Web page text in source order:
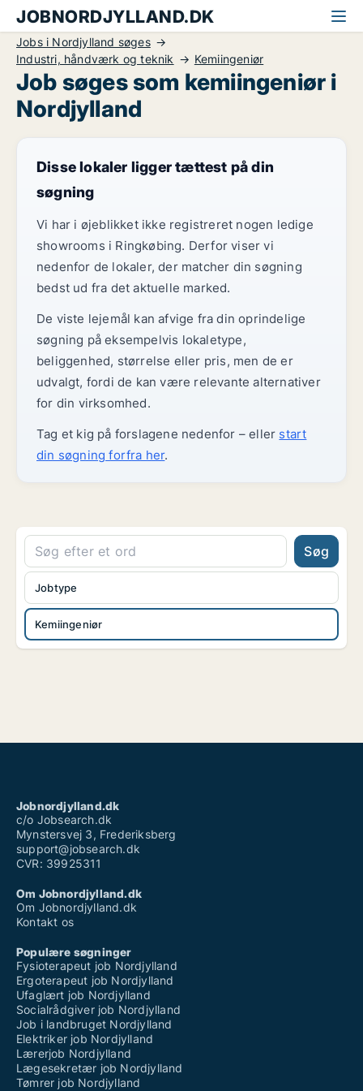
JOBNORDJYLLAND.DK
Jobs i Nordjylland søges
Industri, håndværk og teknik
Kemiingeniør
Job søges som kemiingeniør i
Nordjylland
Disse lokaler ligger tættest på din
søgning
Vi har i øjeblikket ikke registreret nogen ledige
showrooms i Ringkøbing. Derfor viser vi
nedenfor de lokaler, der matcher din søgning
bedst ud fra det aktuelle marked.
De viste lejemål kan afvige fra din oprindelige
søgning på eksempelvis lokaletype,
beliggenhed, størrelse eller pris, men de er
udvalgt, fordi de kan være relevante alternativer
for din virksomhed.
Tag et kig på forslagene nedenfor – eller start
din søgning forfra her.
Søg
Kemiingeniør
Jobtype
Jobnordjylland.dk
c/o Jobsearch.dk
Mynstersvej 3, Frederiksberg
support@jobsearch.dk
CVR: 39925311
Om Jobnordjylland.dk
Om Jobnordjylland.dk
Kontakt os
Populære søgninger
Fysioterapeut job Nordjylland
Ergoterapeut job Nordjylland
Ufaglært job Nordjylland
Socialrådgiver job Nordjylland
Job i landbruget Nordjylland
Elektriker job Nordjylland
Lærerjob Nordjylland
Lægesekretær job Nordjylland
Tømrer job Nordjylland